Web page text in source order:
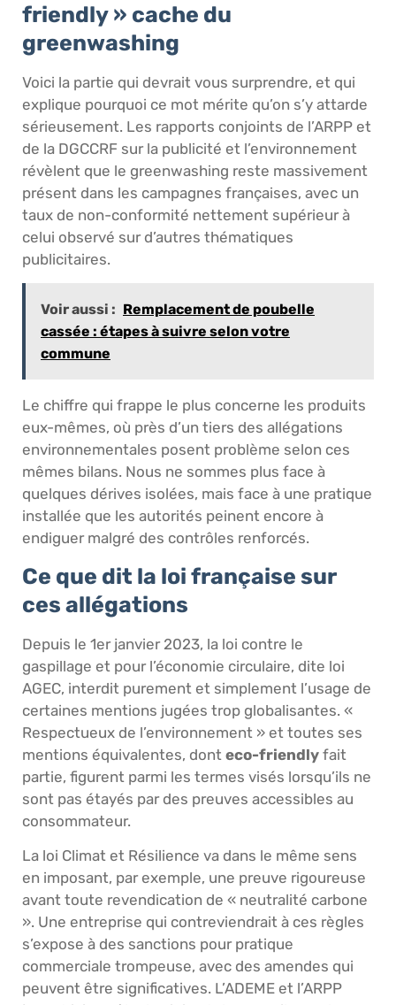
friendly » cache du
greenwashing
Voici la partie qui devrait vous surprendre, et qui
explique pourquoi ce mot mérite qu’on s’y attarde
sérieusement. Les rapports conjoints de l’ARPP et
de la DGCCRF sur la publicité et l’environnement
révèlent que le greenwashing reste massivement
présent dans les campagnes françaises, avec un
taux de non-conformité nettement supérieur à
celui observé sur d’autres thématiques
publicitaires.
Voir aussi : Remplacement de poubelle
cassée : étapes à suivre selon votre
commune
Le chiffre qui frappe le plus concerne les produits
eux-mêmes, où près d’un tiers des allégations
environnementales posent problème selon ces
mêmes bilans. Nous ne sommes plus face à
quelques dérives isolées, mais face à une pratique
installée que les autorités peinent encore à
endiguer malgré des contrôles renforcés.
Ce que dit la loi française sur
ces allégations
Depuis le 1er janvier 2023, la loi contre le
gaspillage et pour l’économie circulaire, dite loi
AGEC, interdit purement et simplement l’usage de
certaines mentions jugées trop globalisantes. «
Respectueux de l’environnement » et toutes ses
mentions équivalentes, dont eco-friendly fait
partie, figurent parmi les termes visés lorsqu’ils ne
sont pas étayés par des preuves accessibles au
consommateur.
La loi Climat et Résilience va dans le même sens
en imposant, par exemple, une preuve rigoureuse
avant toute revendication de « neutralité carbone
». Une entreprise qui contreviendrait à ces règles
s’expose à des sanctions pour pratique
commerciale trompeuse, avec des amendes qui
peuvent être significatives. L’ADEME et l’ARPP